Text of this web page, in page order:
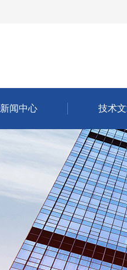
新闻中心 技术